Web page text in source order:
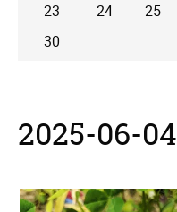
23
24 25
30
2025-06-04